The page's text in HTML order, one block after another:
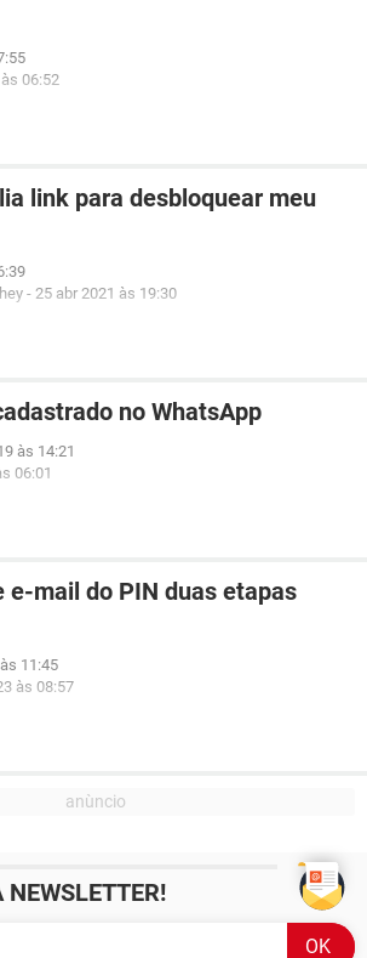
06:52
link para desbloquear meu
- 25 abr 2021 às 19:30
no WhatsApp
às 14:21
06:01
e-mail do PIN duas etapas
11:45
às 08:57